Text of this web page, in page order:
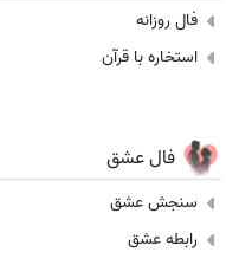
فال روزانه
استخاره با قرآن
فال عشق
سنجش عشق
رابطه عشق